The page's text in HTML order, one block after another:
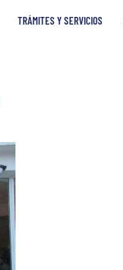
TRÁMITES Y SERVICIOS